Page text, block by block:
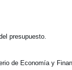
presupuesto.
de Economía y